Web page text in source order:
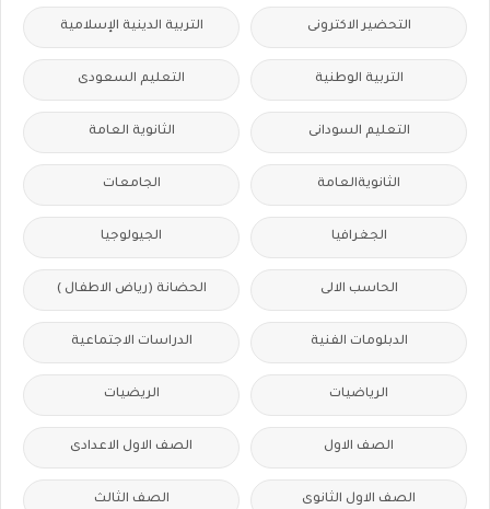
التحضير الاكترونى التربية الدينية الإسلامية
التربية الوطنية التعليم السعودى
التعليم السودانى الثانوية العامة
الثانويةالعامة الجامعات
الجغرافيا الجيولوجيا
الحاسب الالى الحضانة (رياض الاطفال )
الدبلومات الفنية الدراسات الاجتماعية
الرياضيات الريضيات
الصف الاول الصف الاول الاعدادى
الصف الاول الثانوى الصف الثالث